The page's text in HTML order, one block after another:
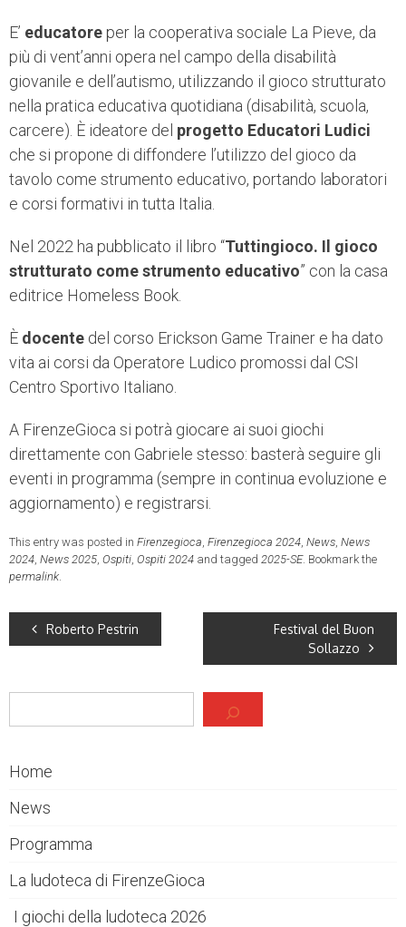
E’ educatore per la cooperativa sociale La Pieve, da
più di vent’anni opera nel campo della disabilità
giovanile e dell’autismo, utilizzando il gioco strutturato
nella pratica educativa quotidiana (disabilità, scuola,
carcere). È ideatore del progetto Educatori Ludici
che si propone di diffondere l’utilizzo del gioco da
tavolo come strumento educativo, portando laboratori
e corsi formativi in tutta Italia.
Nel 2022 ha pubblicato il libro “Tuttingioco. Il gioco
strutturato come strumento educativo” con la casa
editrice Homeless Book.
È docente del corso Erickson Game Trainer e ha dato
vita ai corsi da Operatore Ludico promossi dal CSI
Centro Sportivo Italiano.
A FirenzeGioca si potrà giocare ai suoi giochi
direttamente con Gabriele stesso: basterà seguire gli
eventi in programma (sempre in continua evoluzione e
aggiornamento) e registrarsi.
This entry was posted in Firenzegioca Firenzegioca 2024 News News
2024 News 2025 Ospiti Ospiti 2024 and tagged 2025-SE. Bookmark the
permalink
Roberto Pestrin
Festival del Buon
Sollazzo
Home
News
Programma
La ludoteca di FirenzeGioca
I giochi della ludoteca 2026